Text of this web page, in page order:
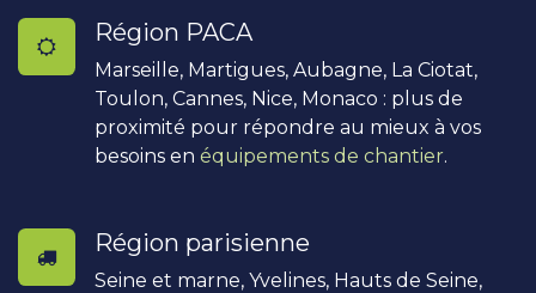
Région PACA
Marseille, Martigues, Aubagne, La Ciotat,
Toulon, Cannes, Nice, Monaco : plus de
proximité pour répondre au mieux à vos
besoins en équipements de chantier.
Région parisienne
Seine et marne, Yvelines, Hauts de Seine,